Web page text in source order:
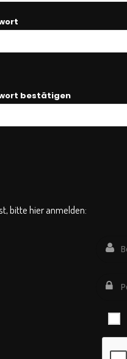
bestätigen
bitte hier anmelden: